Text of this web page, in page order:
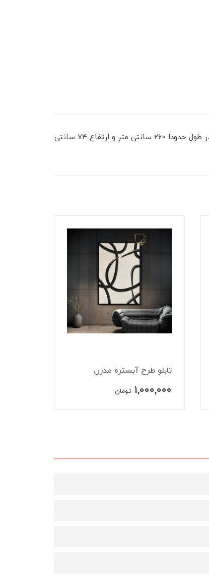
این مجموعه شامل هفت تکه با ابعاد سه عدد 50*50، دو عدد 30*30 و دو عدد 20*20 می باشد، فضایی که این ست اشغال میکند در طول حدودا 260 سانتی متر و ارتفاع 74 سانتی
تابلو طرح آبستره مدرن
1,000,000 تومان